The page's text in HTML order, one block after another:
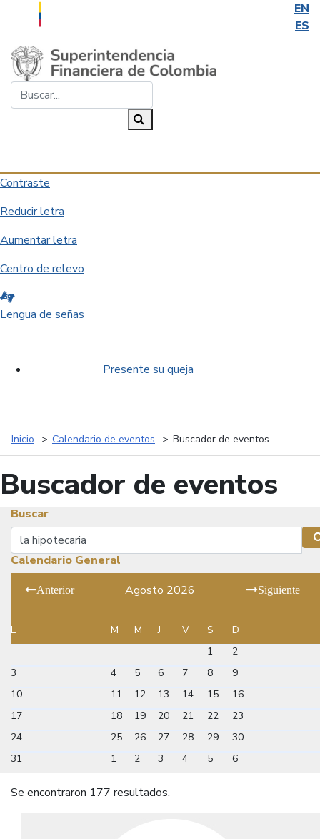
EN
ES
Saltar al contenido principal
Contraste
Reducir letra
Aumentar letra
Centro de relevo
Lengua de señas
Presente su queja
Inicio Calendario de eventos Buscador de eventos
Buscador de eventos
Buscar
Buscar
Calendario General
Anterior Agosto 2026 Siguiente
L M M J V S
D
1
2
3
4 5 6 7 8
9
10
11 12 13 14 15
16
17
18 19 20 21 22
23
24
25 26 27 28 29
30
31
1 2 3 4 5 6
Se encontraron 177 resultados.